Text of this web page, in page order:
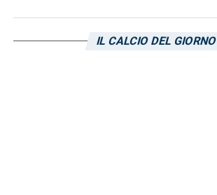
IL CALCIO DEL GIORNO